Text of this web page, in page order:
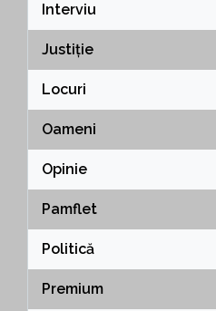
Interviu
Justiție
Locuri
Oameni
Opinie
Pamflet
Politică
Premium